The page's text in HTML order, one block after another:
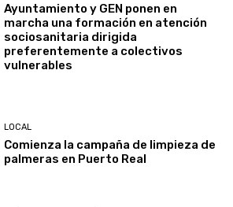
Ayuntamiento y GEN ponen en
marcha una formación en atención
sociosanitaria dirigida
preferentemente a colectivos
vulnerables
LOCAL
Comienza la campaña de limpieza de
palmeras en Puerto Real